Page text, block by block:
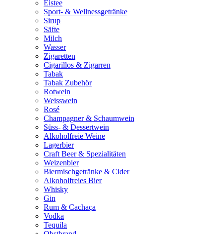
Eistee
Sport- & Wellnessgetränke
Sirup
Säfte
Milch
Wasser
Zigaretten
Cigarillos & Zigarren
Tabak
Tabak Zubehör
Rotwein
Weisswein
Rosé
Champagner & Schaumwein
Süss- & Dessertwein
Alkoholfreie Weine
Lagerbier
Craft Beer & Spezialitäten
Weizenbier
Biermischgetränke & Cider
Alkoholfreies Bier
Whisky
Gin
Rum & Cachaça
Vodka
Tequila